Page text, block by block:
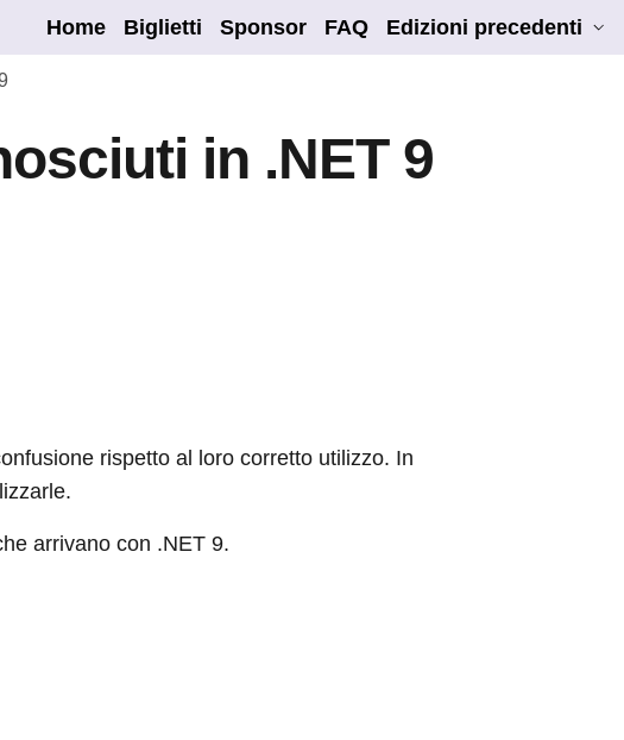
Home Biglietti Sponsor FAQ Edizioni precedenti
in .NET 9
rispetto al loro corretto utilizzo. In
arrivano con .NET 9.